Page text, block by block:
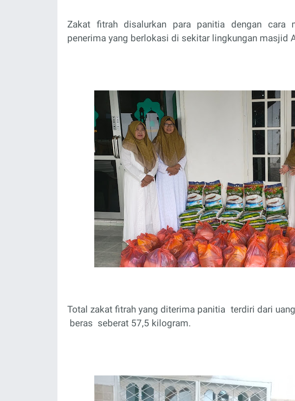
Zakat fitrah disalurkan para panitia dengan cara
penerima yang berlokasi di sekitar lingkungan masjid
Total zakat fitrah yang diterima panitia terdiri dari
beras seberat 57,5 kilogram.